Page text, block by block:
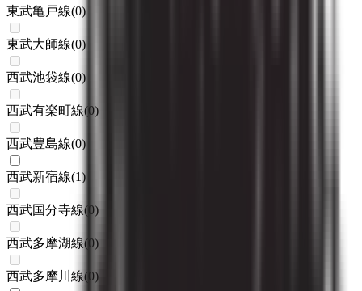
東武亀戸線(0)
東武大師線(0)
西武池袋線(0)
西武有楽町線(0)
西武豊島線(0)
西武新宿線(1)
西武国分寺線( 0)
西武多摩湖線( 0)
西武多摩川線( 0)